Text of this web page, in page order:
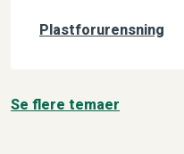
Plastforurensning
Se flere temaer